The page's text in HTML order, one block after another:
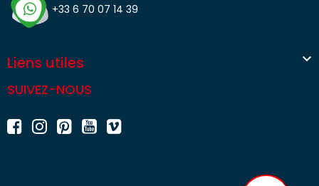
+33 6 70 07 14 39
Liens utiles 
SUIVEZ-NOUS